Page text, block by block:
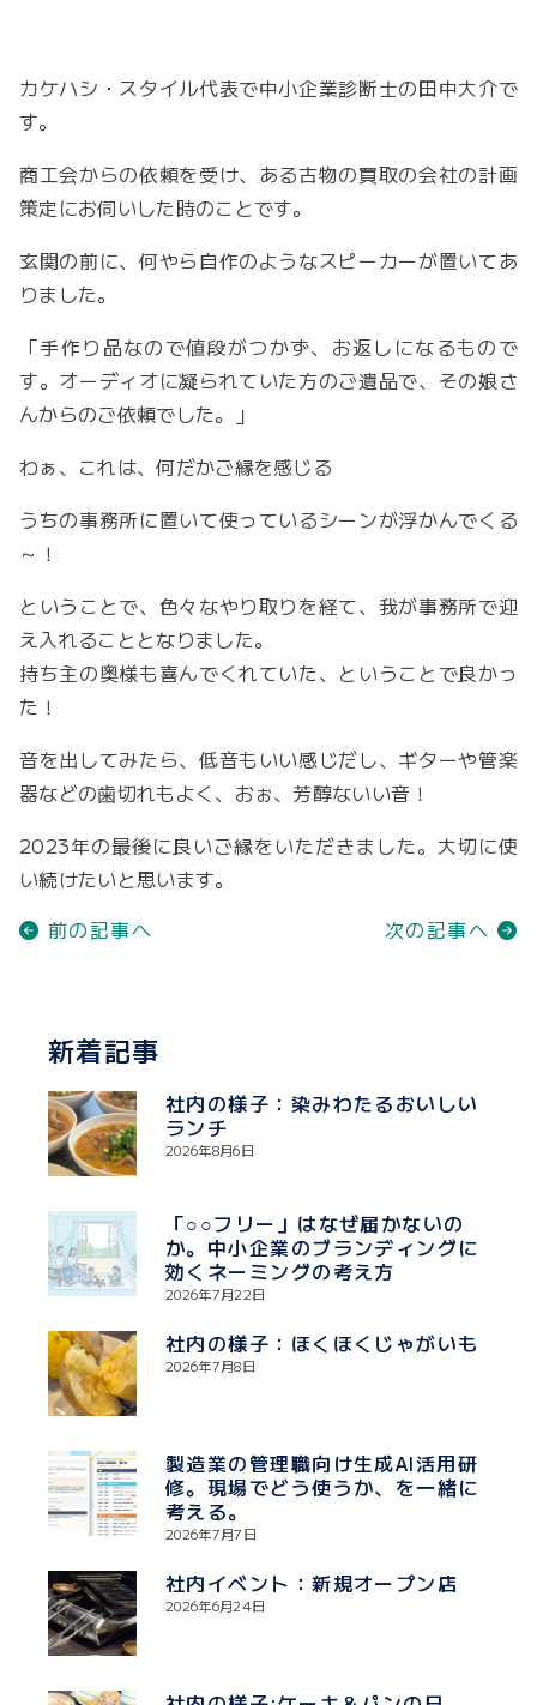
カケハシ・スタイル代表で中小企業診断士の田中大介で
す。
商工会からの依頼を受け、ある古物の買取の会社の計画
策定にお伺いした時のことです。
玄関の前に、何やら自作のようなスピーカーが置いてあ
りました。
「手作り品なので値段がつかず、お返しになるもので
す。オーディオに凝られていた方のご遺品で、その娘さ
んからのご依頼でした。」
わぁ、これは、何だかご縁を感じる
うちの事務所に置いて使っているシーンが浮かんでくる
～！
ということで、色々なやり取りを経て、我が事務所で迎
え入れることとなりました。
持ち主の奥様も喜んでくれていた、ということで良かっ
た！
音を出してみたら、低音もいい感じだし、ギターや管楽
器などの歯切れもよく、おぉ、芳醇ないい音！
2023年の最後に良いご縁をいただきました。大切に使
い続けたいと思います。
前の記事へ
次の記事へ
新着記事
社内の様子：染みわたるおいしい
ランチ
2026年8月6日
「○○フリー」はなぜ届かないの
か。中小企業のブランディングに
効くネーミングの考え方
2026年7月22日
社内の様子：ほくほくじゃがいも
2026年7月8日
製造業の管理職向け生成AI活用研
修。現場でどう使うか、を一緒に
考える。
2026年7月7日
社内イベント：新規オープン店
2026年6月24日